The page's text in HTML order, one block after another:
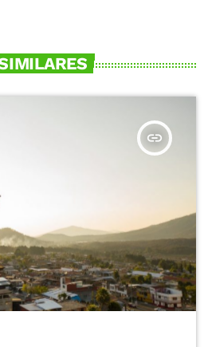
insert_link